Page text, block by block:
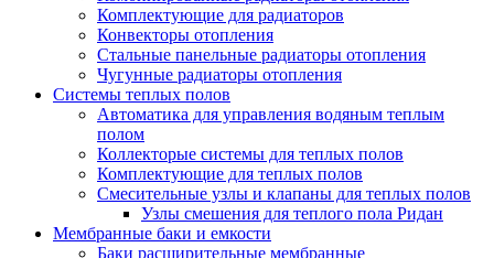
Комплектующие для радиаторов
Конвекторы отопления
Стальные панельные радиаторы отопления
Чугунные радиаторы отопления
Системы теплых полов
Автоматика для управления водяным теплым
полом
Коллекторые системы для теплых полов
Комплектующие для теплых полов
Смесительные узлы и клапаны для теплых полов
Узлы смешения для теплого пола Ридан
Мембранные баки и емкости
Баки расширительные мембранные